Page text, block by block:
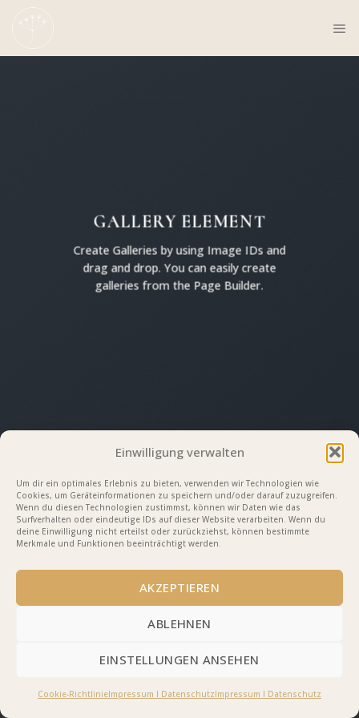
Einwilligung verwalten
Um dir ein optimales Erlebnis zu bieten, verwenden wir Technologien wie
Cookies, um Geräteinformationen zu speichern und/oder darauf zuzugreifen.
Wenn du diesen Technologien zustimmst, können wir Daten wie das
Surfverhalten oder eindeutige IDs auf dieser Website verarbeiten. Wenn du
deine Einwilligung nicht erteilst oder zurückziehst, können bestimmte
Merkmale und Funktionen beeinträchtigt werden.
AKZEPTIEREN
ABLEHNEN
EINSTELLUNGEN ANSEHEN
Cookie-RichtlinieImpressum I DatenschutzImpressum I Datenschutz
content
GALLERY ELEMENT
Create Galleries by using Image IDs and
drag and drop. You can easily create
galleries from the Page Builder.
SIMPLE GALLERY ROW WITH LIGHTBOX
FULL WIDTH GALLERY
SLIDER GALLERY